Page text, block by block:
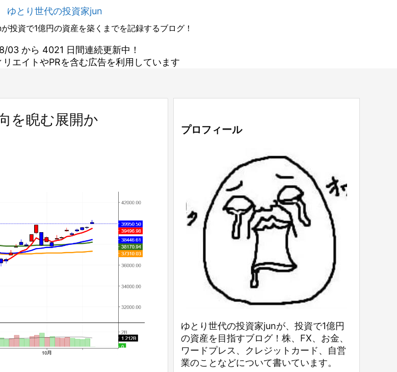
ゆとり世代の投資家jun
投資で1億円の資産を築くまでを記録するブログ！
03 から 4021 日間連続更新中！
エイトやPRを含む広告を利用しています
を睨む展開か
プロフィール
ゆとり世代の投資家junが、投資で1億円
の資産を目指すブログ！株、FX、お金、
ワードプレス、クレジットカード、自営
業のことなどについて書いています。